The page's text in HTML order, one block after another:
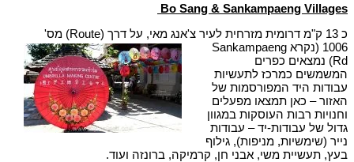
Bo Sang & Sankampaeng Villages
כ 13 ק"מ דרומית מזרחית לעיר צ'אנג מאי, על דרך (Route)
מס'
1006 (נקרא Sankampaeng
Rd) נמצאים כפרים
המשמשים כמרכז לתעשיות
עבודות היד המפורסמות של
האזור – כאן תמצאו מפעלים
וחנויות רבות העוסקות במגוון
גדול של עבודות-יד – עבודות
נייר (שימשיות, מניפות), גילוף
בעץ, תעשיית משי, אבני חן, קרמיקה, ברונזה ועוד.